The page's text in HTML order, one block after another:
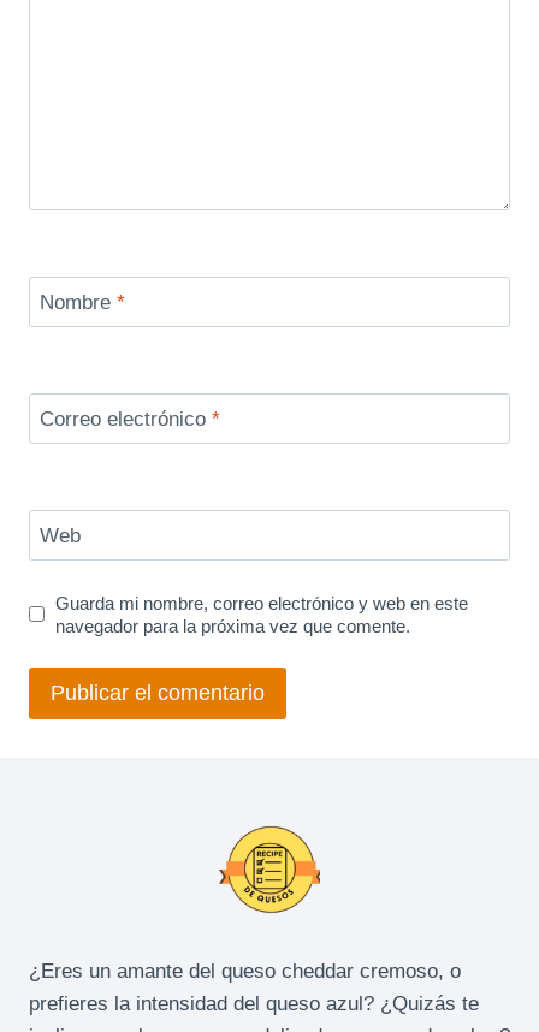
Nombre *
Correo electrónico *
Web
Guarda mi nombre, correo electrónico y web en este
navegador para la próxima vez que comente.
¿Eres un amante del queso cheddar cremoso, o
prefieres la intensidad del queso azul? ¿Quizás te